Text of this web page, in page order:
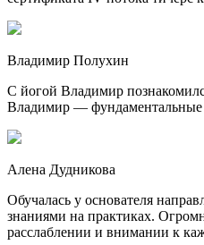
Владимир Полухин
С йогой Владимир
Владимир — фундаментальные
Алена Дудникова
Обучалась у основателя
знаниями на практиках.
расслаблении и внимании к